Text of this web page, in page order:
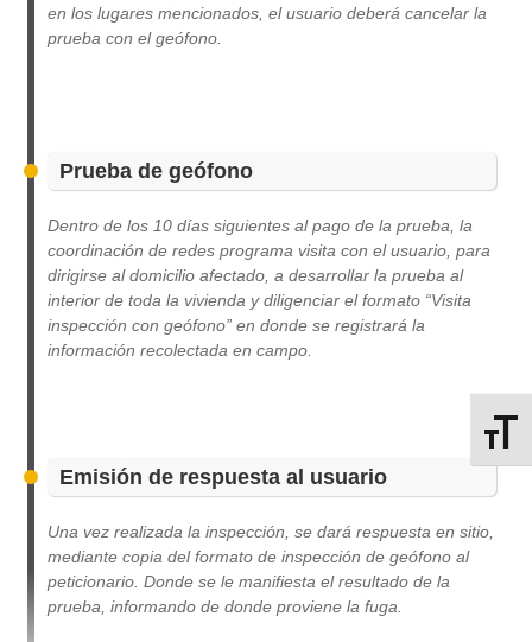
en los lugares mencionados, el usuario deberá cancelar la
prueba con el geófono.
Prueba de geófono
Dentro de los 10 días siguientes al pago de la prueba, la
coordinación de redes programa visita con el usuario, para
dirigirse al domicilio afectado, a desarrollar la prueba al
interior de toda la vivienda y diligenciar el formato “Visita
inspección con geófono” en donde se registrará la
información recolectada en campo.
Emisión de respuesta al usuario
Una vez realizada la inspección, se dará respuesta en sitio,
mediante copia del formato de inspección de geófono al
peticionario. Donde se le manifiesta el resultado de la
prueba, informando de donde proviene la fuga.